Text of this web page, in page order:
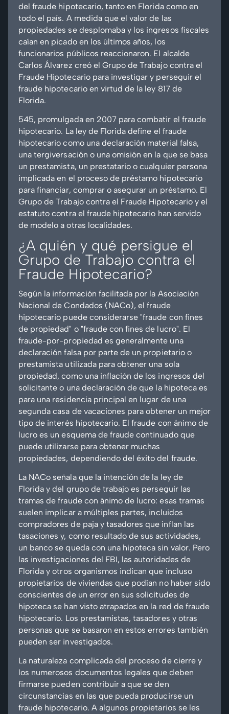
del fraude hipotecario, tanto en Florida como en
todo el país. A medida que el valor de las
propiedades se desplomaba y los ingresos fiscales
caían en picado en los últimos años, los
funcionarios públicos reaccionaron. El alcalde
Carlos Álvarez creó el Grupo de Trabajo contra el
Fraude Hipotecario para investigar y perseguir el
fraude hipotecario en virtud de la ley 817 de
Florida.
545, promulgada en 2007 para combatir el fraude
hipotecario. La ley de Florida define el fraude
hipotecario como una declaración material falsa,
una tergiversación o una omisión en la que se basa
un prestamista, un prestatario o cualquier persona
implicada en el proceso de préstamo hipotecario
para financiar, comprar o asegurar un préstamo. El
Grupo de Trabajo contra el Fraude Hipotecario y el
estatuto contra el fraude hipotecario han servido
de modelo a otras localidades.
¿A quién y qué persigue el
Grupo de Trabajo contra el
Fraude Hipotecario?
Según la información facilitada por la Asociación
Nacional de Condados (NACo), el fraude
hipotecario puede considerarse "fraude con fines
de propiedad" o "fraude con fines de lucro". El
fraude-por-propiedad es generalmente una
declaración falsa por parte de un propietario o
prestamista utilizada para obtener una sola
propiedad, como una inflación de los ingresos del
solicitante o una declaración de que la hipoteca es
para una residencia principal en lugar de una
segunda casa de vacaciones para obtener un mejor
tipo de interés hipotecario. El fraude con ánimo de
lucro es un esquema de fraude continuado que
puede utilizarse para obtener muchas
propiedades, dependiendo del éxito del fraude.
La NACo señala que la intención de la ley de
Florida y del grupo de trabajo es perseguir las
tramas de fraude con ánimo de lucro: esas tramas
suelen implicar a múltiples partes, incluidos
compradores de paja y tasadores que inflan las
tasaciones y, como resultado de sus actividades,
un banco se queda con una hipoteca sin valor. Pero
las investigaciones del FBI, las autoridades de
Florida y otros organismos indican que incluso
propietarios de viviendas que podían no haber sido
conscientes de un error en sus solicitudes de
hipoteca se han visto atrapados en la red de fraude
hipotecario. Los prestamistas, tasadores y otras
personas que se basaron en estos errores también
pueden ser investigados.
La naturaleza complicada del proceso de cierre y
los numerosos documentos legales que deben
firmarse pueden contribuir a que se den
circunstancias en las que pueda producirse un
fraude hipotecario. A algunos propietarios se les